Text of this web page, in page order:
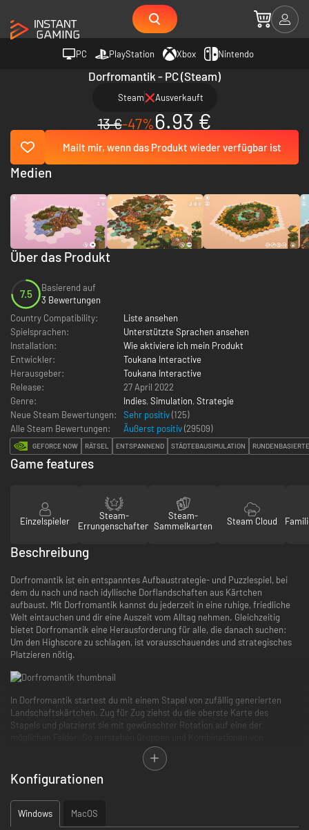
PC PlayStation Xbox Nintendo
Dorfromantik - PC (Steam)
Steam Ausverkauft
13 €-47%6.93 €
Mailt mir, wenn das Produkt wieder verfügbar ist
Über das Produkt
7.5
Basierend auf
3 Bewertungen
Country Compatibility:
Liste ansehen
Spielsprachen:
Unterstützte Sprachen ansehen
Installation:
Wie aktiviere ich mein Produkt
Entwickler:
Toukana Interactive
Herausgeber:
Toukana Interactive
Release:
27 April 2022
Genre:
Indies, Simulation, Strategie
Neue Steam Bewertungen:
Sehr positiv(125)
Alle Steam Bewertungen:
Äußerst positiv(29509)
GEFORCE NOW RÄTSEL ENTSPANNEND STÄDTEBAUSIMULATION
Medien
Game features
Einzelspieler
Steam-
Errungenschaften
Steam-
Sammelkarten
Steam Cloud
Beschreibung
Dorfromantik ist ein entspanntes Aufbaustrategie- und Puzzlespiel, bei
dem du nach und nach idyllische Dorflandschaften aus Kärtchen
aufbaust. Mit Dorfromantik kannst du jederzeit in eine ruhige, friedliche
Welt eintauchen und dir eine Auszeit vom Alltag nehmen. Gleichzeitig
bietet Dorfromantik eine Herausforderung für alle, die danach suchen:
Um den Highscore zu schlagen, ist vorausschauendes und strategisches
Platzieren nötig.
In Dorfromantik startest du mit einem Stapel von zufällig generierten
Landschaftskärtchen. Zug für Zug ziehst du die oberste Karte des
Stapels und platzierst sie mit gewünschter Rotation auf eine der
Landschaften, wie Wälder, Dörfer oder Gewässer und du wirst mit
Punkten belohnt, je nachdem wie gut das Kärtchen passt.
Konfigurationen
Windows MacOS